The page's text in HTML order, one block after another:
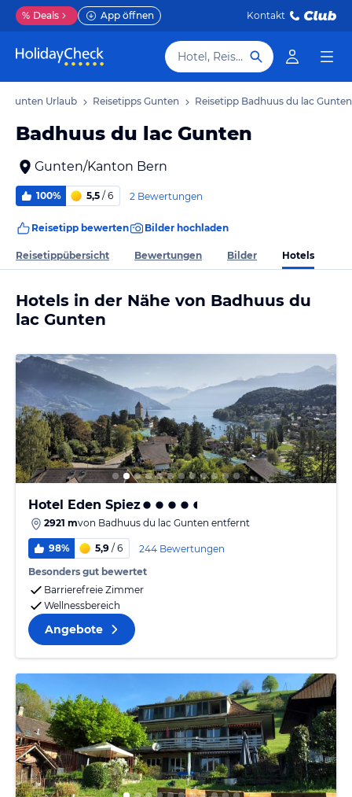
% Deals App öffnen Kontakt
Hotel, Reiseziel
Gunten Urlaub Reisetipps Gunten Reisetipp Badhuus du lac Gunten
Badhuus du lac Gunten
Gunten/Kanton Bern
100% 5,5 / 6 2 Bewertungen
Reisetipp bewerten Bilder hochladen
Reisetippübersicht Bewertungen Bilder Hotels
Hotels in der Nähe von Badhuus du
lac Gunten
Hotel Eden Spiez
2921 mvon Badhuus du lac Gunten entfernt
98% 5,9 / 6
244 Bewertungen
Besonders gut bewertet
Barrierefreie Zimmer
Wellnessbereich
Angebote